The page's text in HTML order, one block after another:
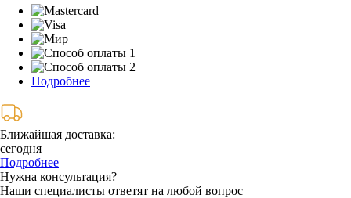
Подробнее
Ближайшая доставка:
сегодня
Подробнее
Нужна консультация?
Наши специалисты ответят на любой вопрос